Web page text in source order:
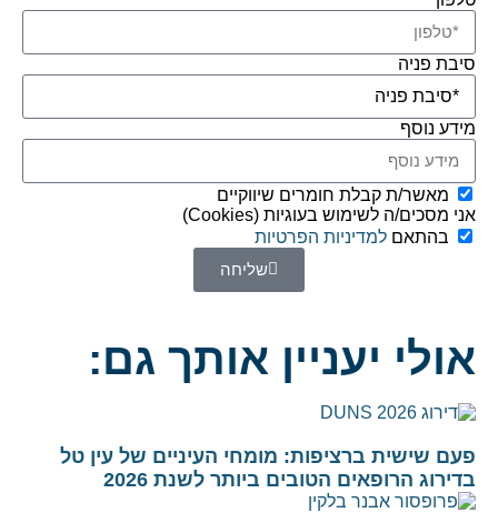
סיבת פניה
מידע נוסף
מאשר/ת קבלת חומרים שיווקיים
אני מסכים/ה לשימוש בעוגיות (Cookies)
בהתאם למדיניות הפרטיות
שליחה
אולי יעניין אותך גם:
פעם שישית ברציפות: מומחי העיניים של עין טל
בדירוג הרופאים הטובים ביותר לשנת 2026